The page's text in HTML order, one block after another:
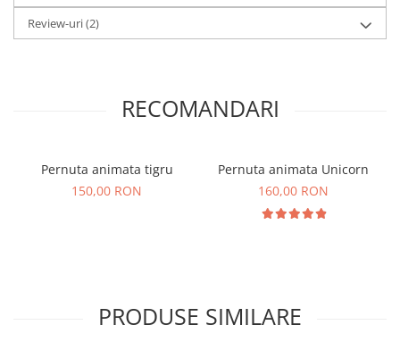
Review-uri(2)
RECOMANDARI
Pernuta animata tigru
150,00 RON
Pernuta animata Unicorn
160,00 RON
PRODUSE SIMILARE